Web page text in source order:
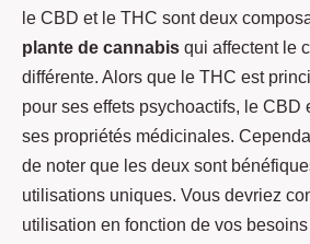
le CBD et le THC sont deux
plante de cannabis qui affectent le
différente. Alors que le THC est
pour ses effets psychoactifs, le CBD
ses propriétés médicinales.
de noter que les deux sont
utilisations uniques. Vous devriez
utilisation en fonction de vos